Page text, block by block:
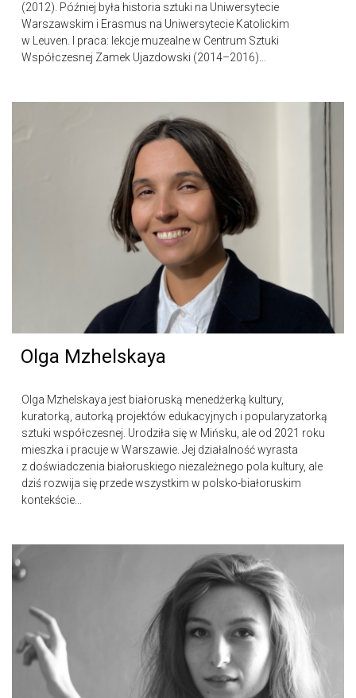
(2012). Później była historia sztuki na Uniwersytecie
Warszawskim i Erasmus na Uniwersytecie Katolickim
w Leuven. I praca: lekcje muzealne w Centrum Sztuki
Współczesnej Zamek Ujazdowski (2014–2016)...
Olga Mzhelskaya
Olga Mzhelskaya jest białoruską menedżerką kultury,
kuratorką, autorką projektów edukacyjnych i popularyzatorką
sztuki współczesnej. Urodziła się w Mińsku, ale od 2021 roku
mieszka i pracuje w Warszawie. Jej działalność wyrasta
z doświadczenia białoruskiego niezależnego pola kultury, ale
dziś rozwija się przede wszystkim w polsko-białoruskim
kontekście...